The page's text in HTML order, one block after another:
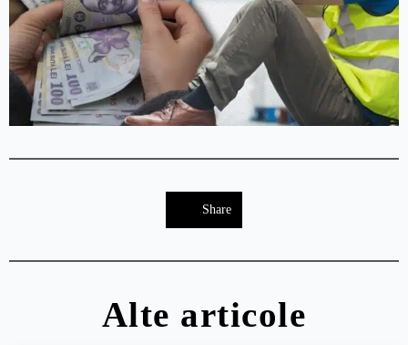
Share
Alte articole